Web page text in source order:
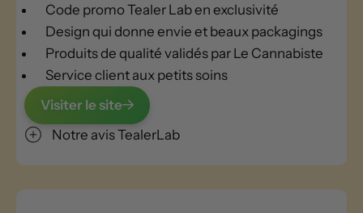
Code promo Tealer Lab en exclusivité
Design qui donne envie et beaux packagings
Produits de qualité validés par Le Cannabiste
Service client aux petits soins
Visiter le site
Notre avis TealerLab